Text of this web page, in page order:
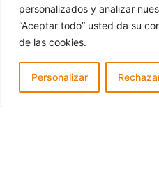
personalizados y analizar
“Aceptar todo” usted da su
de las cookies.
Personalizar